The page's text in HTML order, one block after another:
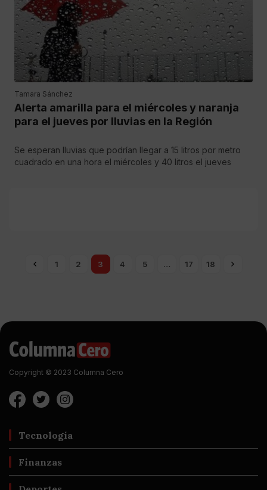
Tamara Sánchez
Alerta amarilla para el miércoles y naranja
para el jueves por lluvias en la Región
Se esperan lluvias que podrían llegar a 15 litros por metro
cuadrado en una hora el miércoles y 40 litros el jueves
1 2 3 4 5 … 17 18
Copyright © 2023 Columna Cero
Tecnología
Finanzas